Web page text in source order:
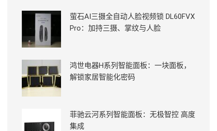
萤石AI三摄全自动人脸视频锁 DL60FVX
Pro：加持三摄、掌纹与人脸
鸿世电器H系列智能面板：一块面板，
解锁家居智能化密码
菲驰云河系列智能面板：无极智控 高度
集成